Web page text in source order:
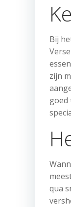
Bij
zijn
goed
qua